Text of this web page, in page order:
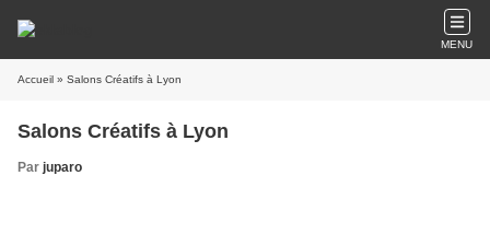
MENU
Accueil » Salons Créatifs à Lyon
Salons Créatifs à Lyon
Par juparo